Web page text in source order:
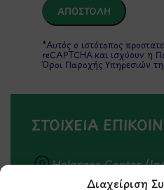
Διαχείριση
*Αυτός ο ιστότοπος
reCAPTCHA και ισχύουν η
Όροι Παροχής Υπηρεσιών
ΣΤΟΙΧΕΙΑ
Holargos Center
Λ.Περικλέους 56,